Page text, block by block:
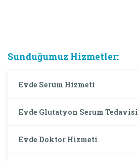
Sunduğumuz Hizmetler:
Evde Serum Hizmeti
Evde Glutatyon Serum Tedavisi
Evde Doktor Hizmeti